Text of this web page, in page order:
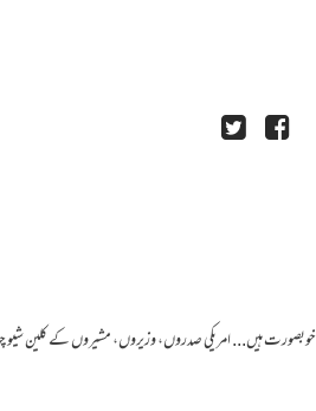
خوبصورت ہیں... امریکی صدروں، وزیروں، مشیروں کے